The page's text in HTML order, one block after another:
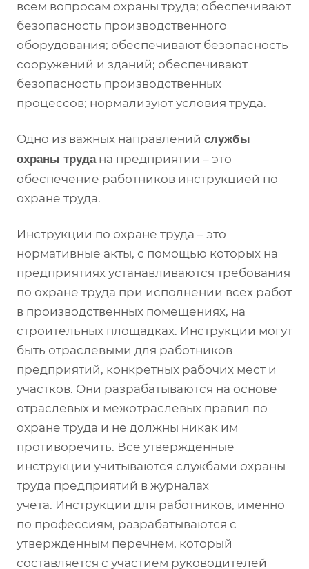
всем вопросам охраны труда; обеспечивают
безопасность производственного
оборудования; обеспечивают безопасность
сооружений и зданий; обеспечивают
безопасность производственных
процессов; нормализуют условия труда.
Одно из важных направлений службы
охраны трудана предприятии – это
обеспечение работников инструкцией по
охране труда.
Инструкции по охране труда – это
нормативные акты, с помощью которых на
предприятиях устанавливаются требования
по охране труда при исполнении всех работ
в производственных помещениях, на
строительных площадках. Инструкции могут
быть отраслевыми для работников
предприятий, конкретных рабочих мест и
участков. Они разрабатываются на основе
отраслевых и межотраслевых правил по
охране труда и не должны никак им
противоречить. Все утвержденные
инструкции учитываются службами охраны
труда предприятий в журналах
учета. Инструкции для работников, именно
по профессиям, разрабатываются с
утвержденным перечнем, который
составляется с участием руководителей